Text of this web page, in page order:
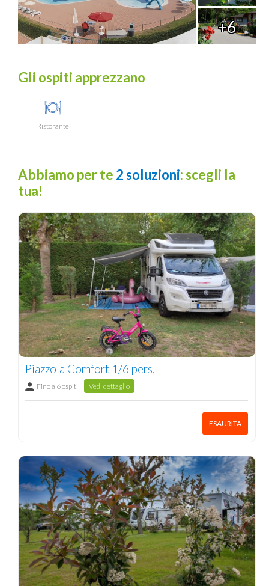
+6
Gli ospiti apprezzano
Ristorante
Abbiamo per te 2 soluzioni: scegli la
tua!
Piazzola Comfort 1/6 pers.
Fino a 6 ospiti Vedi dettaglio
ESAURITA